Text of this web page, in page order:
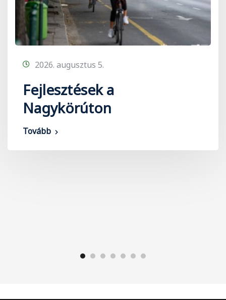
2026. augusztus 5.
Fejlesztések a
Nagykörúton
Tovább